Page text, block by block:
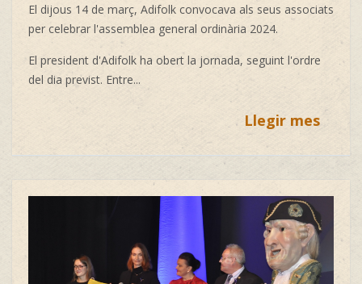
El dijous 14 de març, Adifolk convocava als seus associats
per celebrar l'assemblea general ordinària 2024.
El president d'Adifolk ha obert la jornada, seguint l'ordre
del dia previst. Entre...
Llegir mes